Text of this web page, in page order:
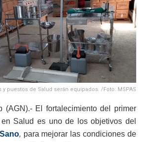
y puestos de Salud serán equipados. /Foto: MSPAS
(AGN).- El fortalecimiento del primer
Salud es uno de los objetivos del
, para mejorar las condiciones de